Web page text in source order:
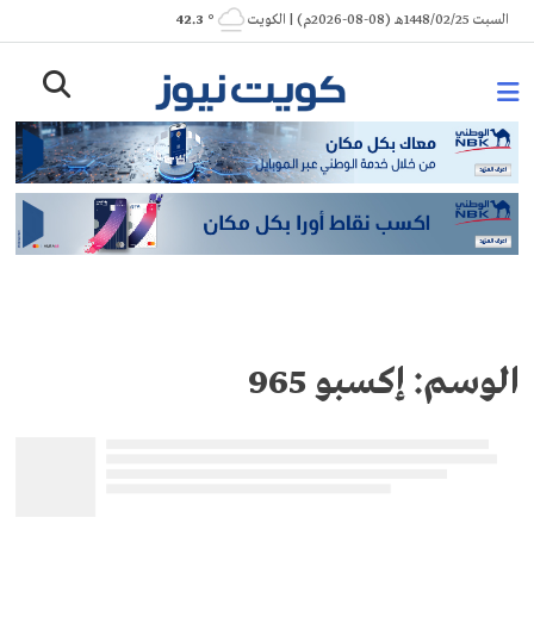
Skip
to
السبت 1448/02/25هـ (08-08-2026م) | الكويت ° 42.3
الوسم:إكسبو 965